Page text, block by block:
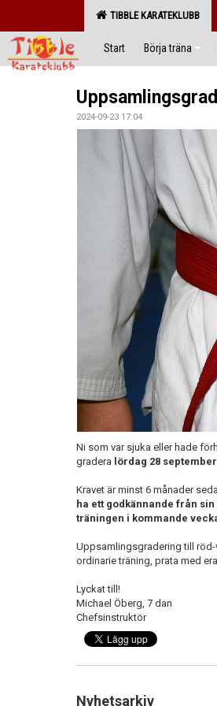
TIBBLE KARATEKLUBB
Start Börja träna
2024-09-23 17:04
Ni som var sjuka eller hade
gradera lördag 28
Kravet är minst 6 månader
ha ett godkännande från
träningen i kommande
Uppsamlingsgradering till
ordinarie träning, prata med
Lyckat till!
Michael Öberg, 7 dan
Chefsinstruktör
Nyhetsarkiv